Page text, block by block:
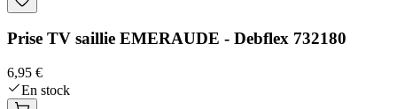
Prise TV saillie EMERAUDE - Debflex 732180
6,95 €
En stock